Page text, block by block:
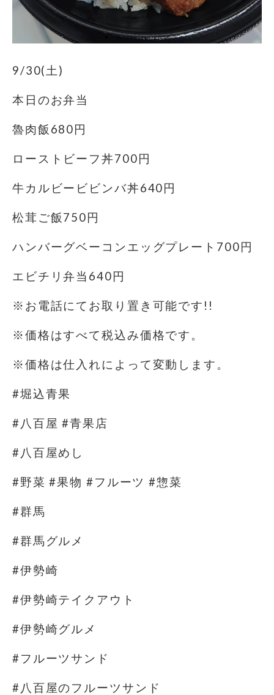
9/30(土)
本日のお弁当
魯肉飯680円
ローストビーフ丼700円
牛カルビービビンバ丼640円
松茸ご飯750円
ハンバーグベーコンエッグプレート700円
エビチリ弁当640円
※お電話にてお取り置き可能です!!
※価格はすべて税込み価格です。
※価格は仕入れによって変動します。
#堀込青果
#八百屋 #青果店
#八百屋めし
#野菜 #果物 #フルーツ #惣菜
#群馬
#群馬グルメ
#伊勢崎
#伊勢崎テイクアウト
#伊勢崎グルメ
#フルーツサンド
#八百屋のフルーツサンド